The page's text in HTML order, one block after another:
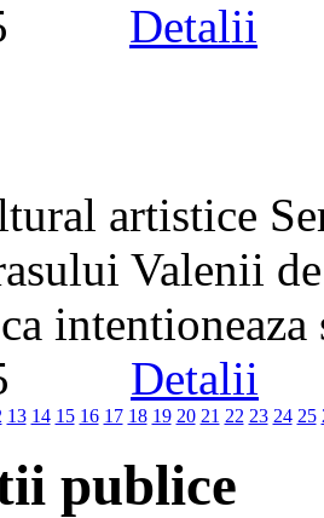
Detalii
artistice
Valenii
Detalii
13 14 15 16 17 18 19 20 21 22 23 24 25
publice